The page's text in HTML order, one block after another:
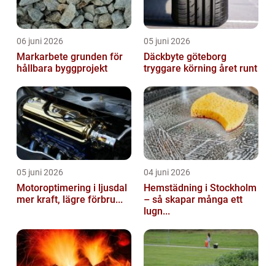
06 juni 2026
Markarbete grunden för
hållbara byggprojekt
05 juni 2026
Däckbyte göteborg
tryggare körning året runt
05 juni 2026
Motoroptimering i ljusdal
mer kraft, lägre förbru...
04 juni 2026
Hemstädning i Stockholm
– så skapar många ett
lugn...